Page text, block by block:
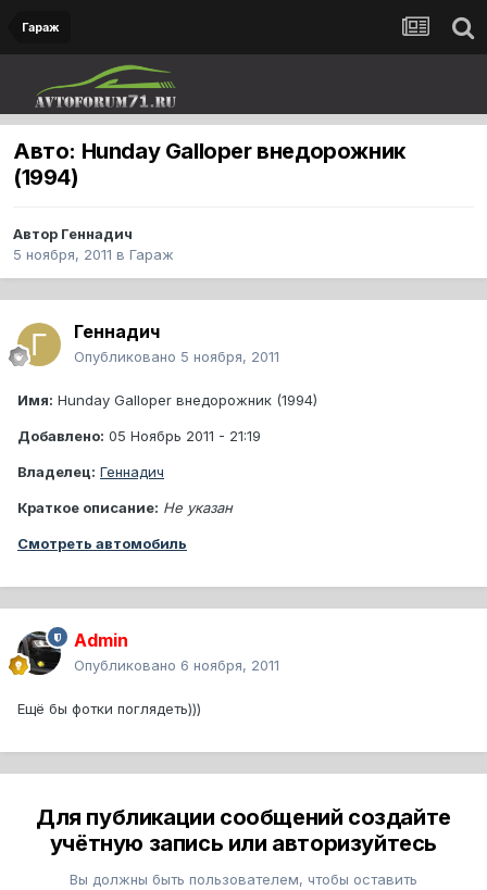
Гараж
Авто: Hunday Galloper внедорожник
(1994)
Автор Геннадич
5 ноября, 2011 в Гараж
Геннадич
Опубликовано 5 ноября, 2011
Имя: Hunday Galloper внедорожник (1994)
Добавлено: 05 Ноябрь 2011 - 21:19
Владелец: Геннадич
Краткое описание: Не указан
Смотреть автомобиль
Admin
Опубликовано 6 ноября, 2011
Ещё бы фотки поглядеть)))
Для публикации сообщений создайте
учётную запись или авторизуйтесь
Вы должны быть пользователем, чтобы оставить